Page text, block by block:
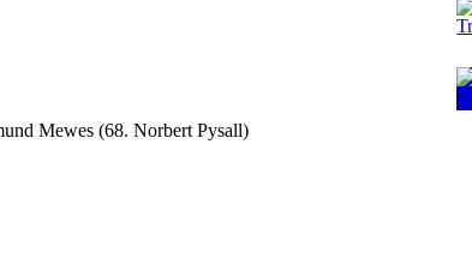
Mewes (68. Norbert Pysall)